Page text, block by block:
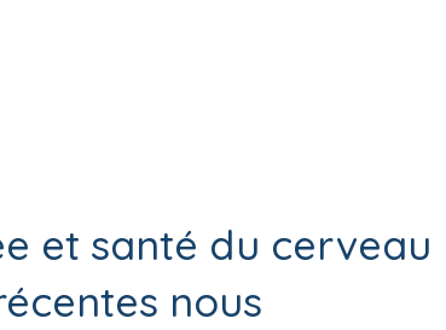
et santé du cerveau
nous